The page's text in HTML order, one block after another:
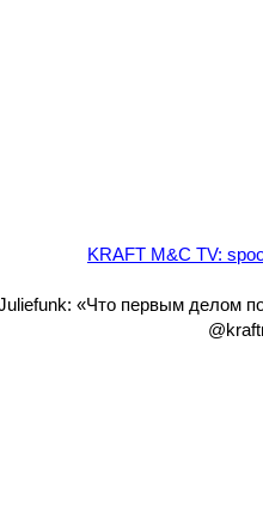
KRAFT M&C TV:
«Что первым делом